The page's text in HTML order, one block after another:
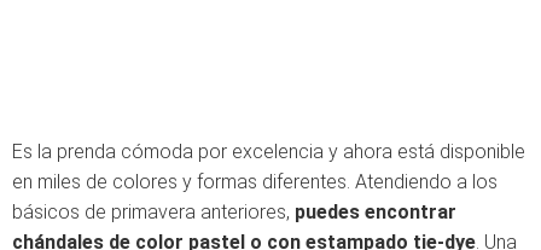
Es la prenda cómoda por excelencia y ahora está disponible
en miles de colores y formas diferentes. Atendiendo a los
básicos de primavera anteriores, puedes encontrar
chándales de color pastel o con estampado tie-dye. Una